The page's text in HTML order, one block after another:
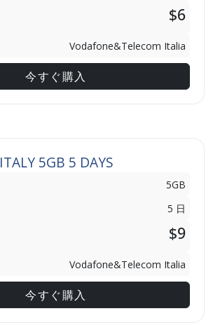
$6
Vodafone&Telecom Italia
今すぐ購入
ITALY 5GB 5 DAYS
5GB
5 日
$9
Vodafone&Telecom Italia
今すぐ購入